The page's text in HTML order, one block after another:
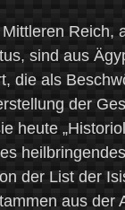
Reich,
sind aus
die als
der
heute
der List der
aus der